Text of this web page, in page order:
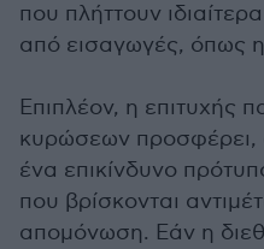
που πλήττουν
από εισαγωγές, όπως
Επιπλέον, η επιτυχής
κυρώσεων
ένα επικίνδυνο
που βρίσκονται
απομόνωση. Εάν η